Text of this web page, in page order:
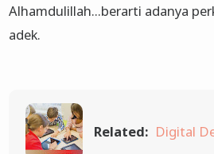
Alhamdulillah...berarti adanya
adek.
Related: Digital